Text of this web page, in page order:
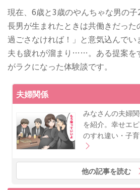
現在、6歳と3歳のやんちゃな男の子
長男が生まれたときは共働きだっ
過ごさなければ！」と意気込んでい
夫も疲れが溜まり……。ある提案を
がラクになった体験談です。
夫婦関係
みなさんの夫婦
を紹介。幸せエ
のすれ違い・子
他の記事を読む